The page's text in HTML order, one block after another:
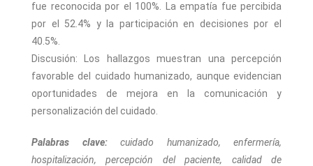
fue reconocida por el 100%. La empatía fue percibida
por el 52.4% y la participación en decisiones por el
40.5%.
Discusión: Los hallazgos muestran una percepción
favorable del cuidado humanizado, aunque evidencian
oportunidades de mejora en la comunicación y
personalización del cuidado.
Palabras clave: cuidado humanizado, enfermería,
hospitalización, percepción del paciente, calidad de